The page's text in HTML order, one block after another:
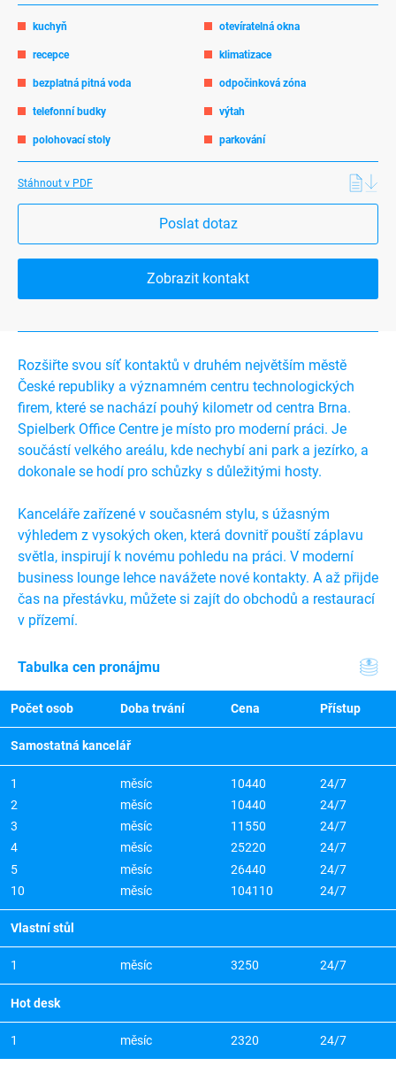
kuchyň otevíratelná okna
recepce klimatizace
bezplatná pitná voda odpočinková zóna
telefonní budky výtah
polohovací stoly parkování
Stáhnout v PDF
Poslat dotaz
Zobrazit kontakt
Rozšiřte svou síť kontaktů v druhém největším městě
České republiky a významném centru technologických
firem, které se nachází pouhý kilometr od centra Brna.
Spielberk Office Centre je místo pro moderní práci. Je
součástí velkého areálu, kde nechybí ani park a jezírko, a
dokonale se hodí pro schůzky s důležitými hosty.
Kanceláře zařízené v současném stylu, s úžasným
výhledem z vysokých oken, která dovnitř pouští záplavu
světla, inspirují k novému pohledu na práci. V moderní
business lounge lehce navážete nové kontakty. A až přijde
čas na přestávku, můžete si zajít do obchodů a restaurací
v přízemí.
Tabulka cen pronájmu
Počet osob Doba trvání Cena Přístup
Samostatná kancelář
1 měsíc 10440
24/7
2
měsíc 10440
24/7
3
měsíc 11550
24/7
4
měsíc 25220
24/7
5
měsíc 26440
24/7
10
měsíc 104110 24/7
Vlastní stůl
1 měsíc 3250 24/7
Hot desk
1 měsíc 2320 24/7